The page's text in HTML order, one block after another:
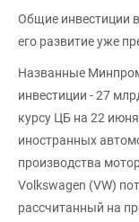
Общие инвестиции
его развитие уже
Названные
инвестиции - 27
курсу ЦБ на 22
иностранных
производства
Volkswagen (VW)
рассчитанный на